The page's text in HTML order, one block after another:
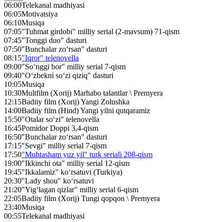
06:00Telekanal madhiyasi
06:05Motivatsiya
06:10Musiqa
07:05"Tuhmat girdobi" milliy serial (2-mavsum) 71-qism
07:45"Tonggi duo" dasturi
07:50"Bunchalar zo‘rsan" dasturi
08:15"Iqror" telenovella
09:00"So‘nggi bor" milliy serial 7-qism
09:40"O‘zbekni so‘zi qiziq" dasturi
10:05Musiqa
10:30Multfilm (Xorij) Marhabo talantlar \ Premyera
12:15Badiiy film (Xorij) Yangi Zolushka
14:00Badiiy film (Hind) Yangi yilni qutqaramiz
15:50"Otalar so‘zi" telenovella
16:45Pomidor Doppi 3,4-qism
16:50"Bunchalar zo‘rsan" dasturi
17:15"Sevgi" milliy serial 7-qism
17:50"Muhtasham yuz yil" turk seriali 208-qism
19:00"Ikkinchi ota" milliy serial 12-qism
19:45"Ikkalamiz" ko‘rsatuvi (Turkiya)
20:30"Lady shou" ko‘rsatuvi
21:20"Yig‘lagan qizlar" milliy serial 6-qism
22:05Badiiy film (Xorij) Tungi qopqon \ Premyera
23:40Musiqa
00:55Telekanal madhiyasi